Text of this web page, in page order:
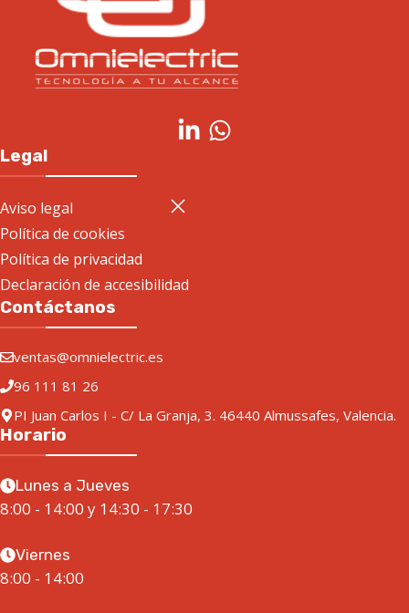
Legal
Aviso legal
Política de cookies
Política de privacidad
Declaración de accesibilidad
Contáctanos
ventas@omnielectric.es
96 111 81 26
PI Juan Carlos I - C/ La Granja, 3. 46440 Almussafes, Valencia.
Horario
Lunes a Jueves
8:00 - 14:00 y 14:30 - 17:30
Viernes
8:00 - 14:00